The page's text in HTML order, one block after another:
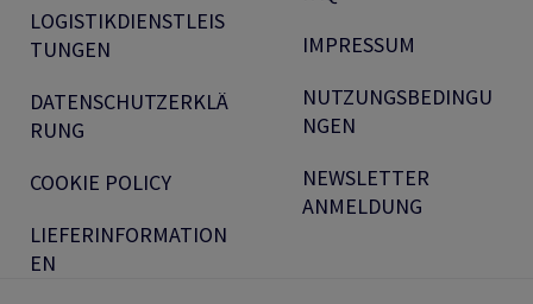
LOGISTIKDIENSTLEIS
TUNGEN
DATENSCHUTZERKLÄ
RUNG
COOKIE POLICY
LIEFERINFORMATION
EN
IMPRESSUM
NUTZUNGSBEDINGU
NGEN
NEWSLETTER
ANMELDUNG